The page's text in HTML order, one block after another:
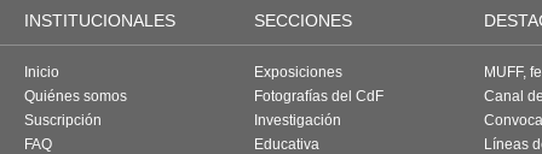
INSTITUCIONALES SECCIONES
Inicio
Quiénes somos
Suscripción
FAQ
Exposiciones
Fotografías del CdF
Investigación
Educativa
MUFF,
Canal
Líneas